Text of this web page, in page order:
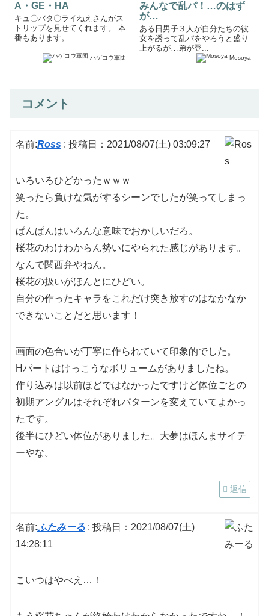
A・GE・HA
キュ〇バタ〇ライねえさんがス
トリップを見せてくれます。 本
番もあります。 ...
ハゲコウ軍団
みんなで乱パ！…のはず
が…
ある日男子３人が自分たちの彼
女を誘って乱パをやろうと盛り
上がるが…弟が登...
Mosoya
コメント
名前:Ross: 投稿日：2021/08/07(土) 03:09:27
いろいろひどかったｗｗｗ
笑ったら負けな気がするシーンでしたが笑ってしまっ
た。
ぱんぱんはいろんな意味でおかしいだろ。
桜花のわけわからん勢いにやられた感じがあります。
なんで関西弁やねん。
桜花の扱いがほんとにひどい。
自分の作ったキャラをこれだけ突き放すのはなかなか
できないことだと思います！
画面の色合いが丁寧に作られていて印象的でした。
Hパートはけっこうなボリュームがありましたね。
作り込みは以前ほどではなかったですけど体位ごとの
初期アングルはそれぞれパターンを変えていてよかっ
たです。
後半にひどい体位がありました。大夢はほんまサイテ
ーやな。
返信
名前:ふたみーる: 投稿日：2021/08/07(土)
14:28:11
こいつはやべえ…！